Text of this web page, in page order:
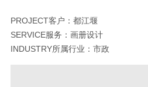
PROJECT客户：都江堰
SERVICE服务：画册设计
INDUSTRY所属行业：市政